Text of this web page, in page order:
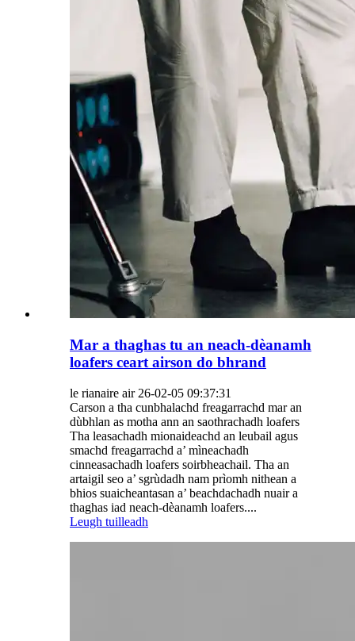
Mar a thaghas tu an neach-dèanamh
loafers ceart airson do bhrand
le rianaire air 26-02-05 09:37:31
Carson a tha cunbhalachd freagarrachd mar an
dùbhlan as motha ann an saothrachadh loafers
Tha leasachadh mionaideachd an leubail agus
smachd freagarrachd a’ mìneachadh
cinneasachadh loafers soirbheachail. Tha an
artaigil seo a’ sgrùdadh nam prìomh nithean a
bhios suaicheantasan a’ beachdachadh nuair a
thaghas iad neach-dèanamh loafers....
Leugh tuilleadh